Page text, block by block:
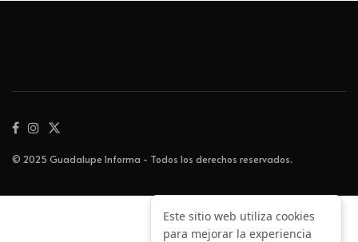
© 2025 Guadalupe Informa - Todos los derechos reservados.
Este sitio web utiliza cookies
para mejorar la experiencia